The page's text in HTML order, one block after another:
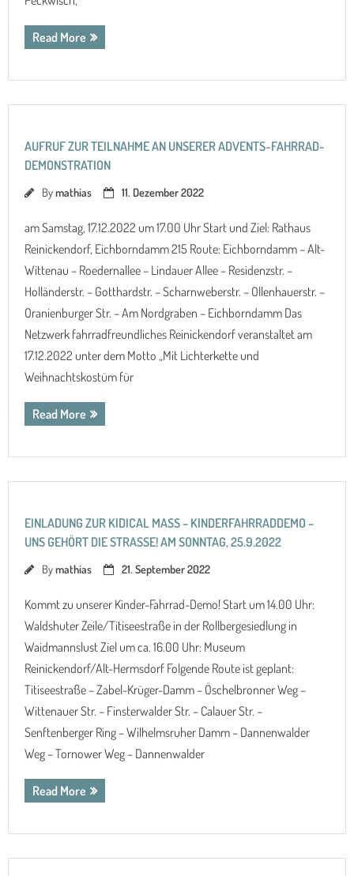
Read More
AUFRUF ZUR TEILNAHME AN UNSERER ADVENTS-FAHRRAD-
DEMONSTRATION
Bymathias 11. Dezember 2022
am Samstag, 17.12.2022 um 17.00 Uhr Start und Ziel: Rathaus
Reinickendorf, Eichborndamm 215 Route: Eichborndamm – Alt-
Wittenau – Roedernallee – Lindauer Allee – Residenzstr. –
Holländerstr. – Gotthardstr. – Scharnweberstr. – Ollenhauerstr. –
Oranienburger Str. – Am Nordgraben – Eichborndamm Das
Netzwerk fahrradfreundliches Reinickendorf veranstaltet am
17.12.2022 unter dem Motto „Mit Lichterkette und
Weihnachtskostüm für
Read More
EINLADUNG ZUR KIDICAL MASS – KINDERFAHRRADDEMO –
UNS GEHÖRT DIE STRASSE! AM SONNTAG, 25.9.2022
Bymathias 21. September 2022
Kommt zu unserer Kinder-Fahrrad-Demo! Start um 14.00 Uhr:
Waldshuter Zeile/Titiseestraße in der Rollbergesiedlung in
Waidmannslust Ziel um ca. 16.00 Uhr: Museum
Reinickendorf/Alt-Hermsdorf Folgende Route ist geplant:
Titiseestraße – Zabel-Krüger-Damm – Öschelbronner Weg –
Wittenauer Str. – Finsterwalder Str. – Calauer Str. –
Senftenberger Ring – Wilhelmsruher Damm – Dannenwalder
Weg – Tornower Weg – Dannenwalder
Read More